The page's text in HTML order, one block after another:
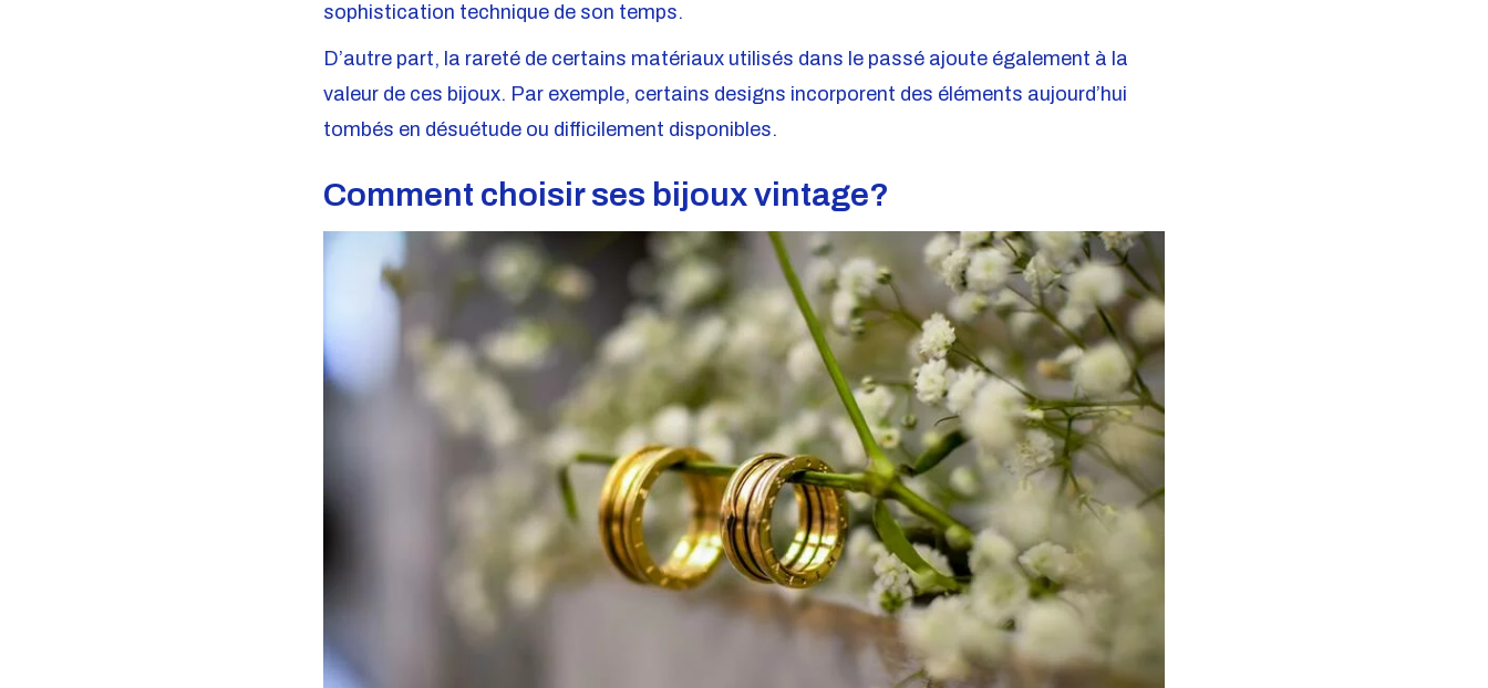
sophistication technique de son temps.
D’autre part, la rareté de certains matériaux utilisés dans le passé ajoute également à la
valeur de ces bijoux. Par exemple, certains designs incorporent des éléments aujourd’hui
tombés en désuétude ou difficilement disponibles.
Comment choisir ses bijoux vintage?